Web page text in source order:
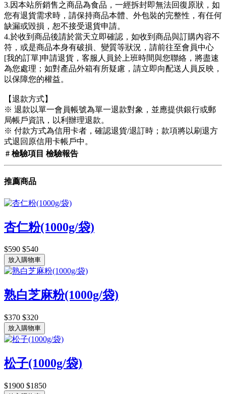
3.因本站所銷售之商品為食品，一經拆封即無法回復原狀，如
您有退貨需求時，請保持商品本體、外包裝的完整性，有任何
缺漏或毀損，恕不接受退貨申請。
4.於收到商品後請於當天立即確認，如收到商品與訂購內容不
符，或是商品本身有破損、變質等狀況，請前往至會員中心
[我的訂單]申請退貨，客服人員於上班時間與您聯絡，將盡速
為您處理；如對產品外箱有所疑慮，請立即向配送人員反映，
以保障您的權益。
【退款方式】
※ 退款以單一會員帳號為單一退款對象，並應提供銀行或郵
局帳戶資訊，以利辦理退款。
※ 付款方式為信用卡者，確認退貨/退訂時；款項將以刷退方
式退回原信用卡帳戶中。
# 檢驗項目 檢驗報告
推薦商品
杏仁粉(1000g/袋)
$590 $540
放入購物車
熟白芝麻粉(1000g/袋)
$370 $320
放入購物車
松子(1000g/袋)
$1900 $1850